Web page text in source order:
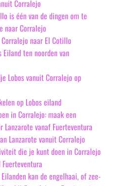
Corralejo
is één van de dingen om te
naar Corralejo
naar El Cotillo
Eiland ten noorden van
Lobos vanuit Corralejo op
op Lobos eiland
in Corralejo: maak een
vanaf Fuerteventura
Lanzarote vanuit Corralejo
die je kunt doen in Corralejo
kan de engelhaai, of zee-